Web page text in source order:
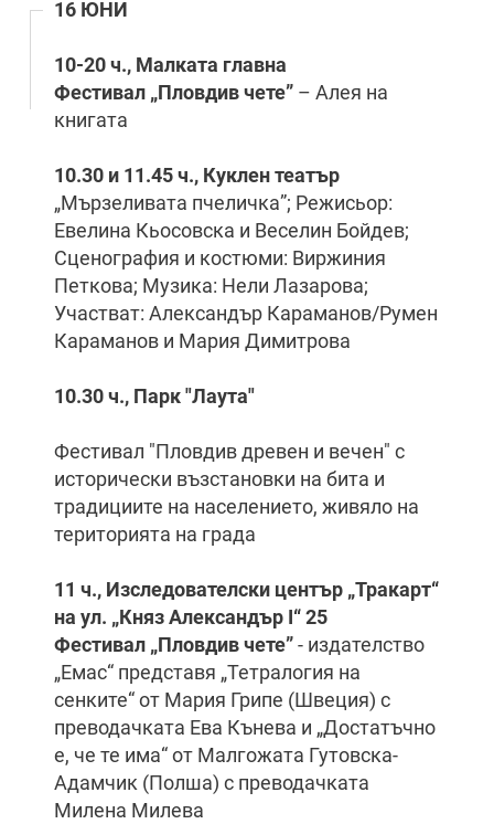
16 ЮНИ
10-20 ч., Малката главна
Фестивал „Пловдив чете” – Алея на
книгата
10.30 и 11.45 ч., Куклен театър
„Мързеливата пчеличка”; Режисьор:
Евелина Кьосовска и Веселин Бойдев;
Сценография и костюми: Виржиния
Петкова; Музика: Нели Лазарова;
Участват: Александър Караманов/Румен
Караманов и Мария Димитрова
10.30 ч., Парк "Лаута"
Фестивал "Пловдив древен и вечен" с
исторически възстановки на бита и
традициите на населението, живяло на
територията на града
11 ч., Изследователски център „Тракарт“
на ул. „Княз Александър I“ 25
Фестивал „Пловдив чете”- издателство
„Емас“ представя „Тетралогия на
сенките“ от Мария Грипе (Швеция) с
преводачката Ева Кънева и „Достатъчно
е, че те има“ от Малгожата Гутовска-
Адамчик (Полша) с преводачката
Милена Милева